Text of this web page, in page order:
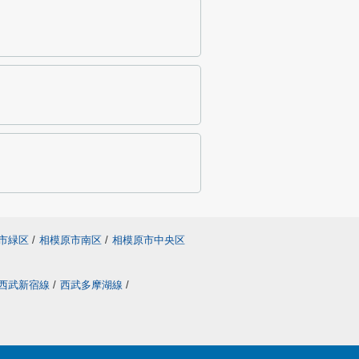
緑区 / 相模原市南区 / 相模原市中央区
武新宿線 / 西武多摩湖線 /